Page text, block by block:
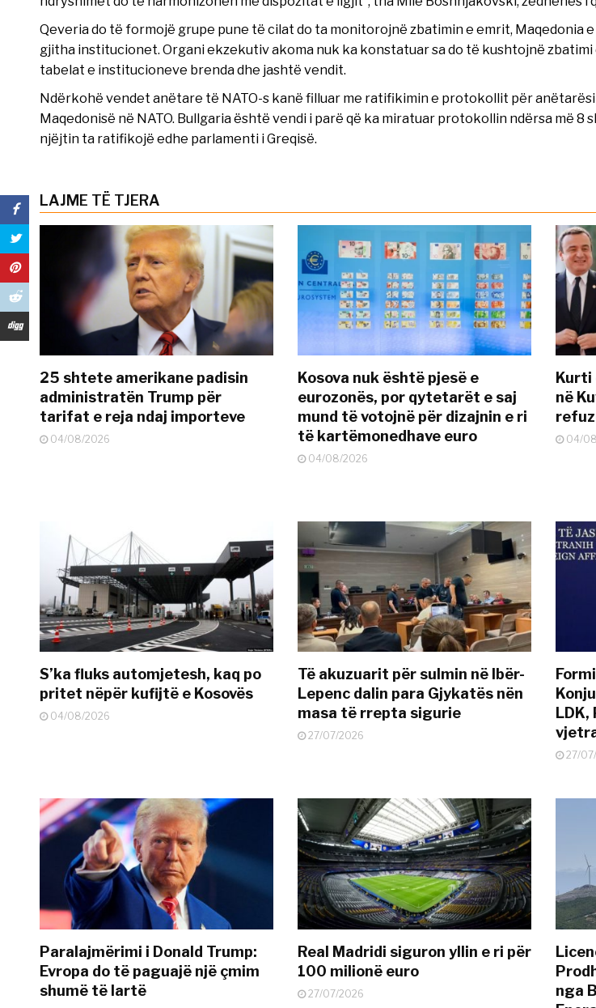
Qeveria do të formojë grupe pune të cilat do ta monitorojnë zbatimin e emrit, Maqedonia
gjitha institucionet. Organi ekzekutiv akoma nuk ka konstatuar sa do të kushtojnë
tabelat e institucioneve brenda dhe jashtë vendit.
Ndërkohë vendet anëtare të NATO-s kanë filluar me ratifikimin e protokollit për
Maqedonisë në NATO. Bullgaria është vendi i parë që ka miratuar protokollin ndërsa më 8
njëjtin ta ratifikojë edhe parlamenti i Greqisë.
LAJME TË TJERA
25 shtete amerikane padisin
administratën Trump për
tarifat e reja ndaj importeve
04/08/2026
Kosova nuk është pjesë e
eurozonës, por qytetarët e saj
mund të votojnë për dizajnin e ri
të kartëmonedhave euro
04/08/2026
Kurti
në
04/
S’ka fluks automjetesh, kaq po
pritet nëpër kufijtë e Kosovës
04/08/2026
Të akuzuarit për sulmin në Ibër-
Lepenc dalin para Gjykatës nën
masa të rrepta sigurie
27/07/2026
27/
Paralajmërimi i Donald Trump:
Evropa do të paguajë një çmim
shumë të lartë
Real Madridi siguron yllin e ri për
100 milionë euro
27/07/2026
nga